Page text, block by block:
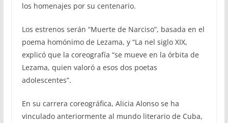
los homenajes por su centenario.
Los estrenos serán “Muerte de Narciso”, basada en el
poema homónimo de Lezama, y “La nel siglo XIX,
explicó que la coreografía “se mueve en la órbita de
Lezama, quien valoró a esos dos poetas
adolescentes”.
En su carrera coreográfica, Alicia Alonso se ha
vinculado anteriormente al mundo literario de Cuba,